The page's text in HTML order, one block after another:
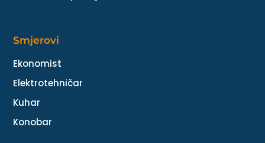
Smjerovi
Ekonomist
Elektrotehničar
Kuhar
Konobar